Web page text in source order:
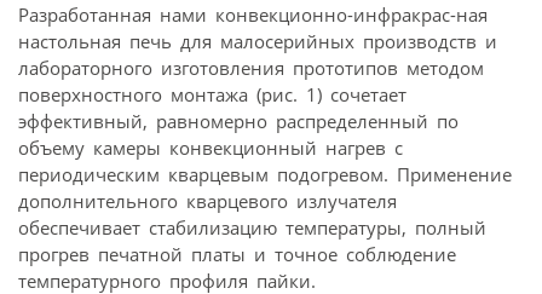
Разработанная нами конвекционно-инфракрас-ная
настольная печь для малосерийных производств и
лабораторного изготовления прототипов методом
поверхностного монтажа (рис. 1) сочетает
эффективный, равномерно распределенный по
объему камеры конвекционный нагрев с
периодическим кварцевым подогревом. Применение
дополнительного кварцевого излучателя
обеспечивает стабилизацию температуры, полный
прогрев печатной платы и точное соблюдение
температурного профиля пайки.